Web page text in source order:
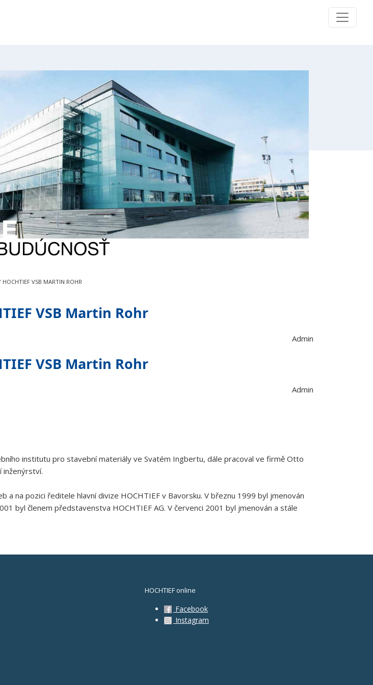
VSB MARTIN ROHR
VSB Martin Rohr
Admin
VSB Martin Rohr
Admin
institutu pro stavební materiály ve Svatém Ingbertu, dále pracoval ve firmě Otto
inženýrství.
na pozici ředitele hlavní divize HOCHTIEF v Bavorsku. V březnu 1999 byl jmenován
byl členem představenstva HOCHTIEF AG. V červenci 2001 byl jmenován a stále
HOCHTIEF online
Facebook
Instagram